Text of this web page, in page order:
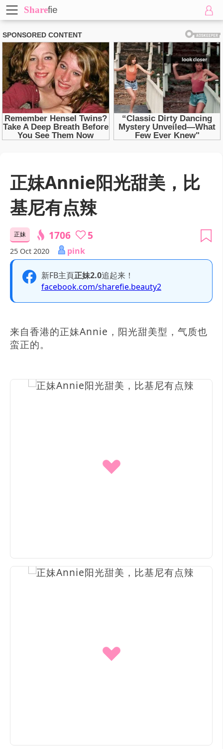
Sharefie
正妹Annie阳光甜美，比
基尼有点辣
正妹 1706 5
25 Oct 2020 pink
新FB主頁正妹2.0追起来！
facebook.com/sharefie.beauty2
来自香港的正妹Annie，阳光甜美型，气质也
蛮正的。